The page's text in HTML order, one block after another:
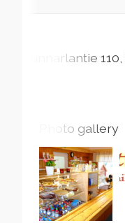
Kunnarlantie 110
Photo gallery